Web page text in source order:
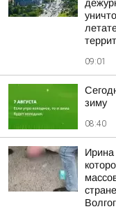
09:01
зиму
08:40